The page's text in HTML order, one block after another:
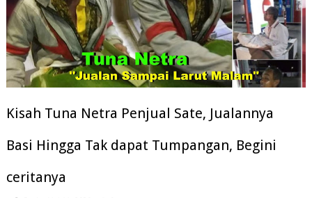
Kisah Tuna Netra Penjual Sate, Jualannya
Basi Hingga Tak dapat Tumpangan, Begini
ceritanya